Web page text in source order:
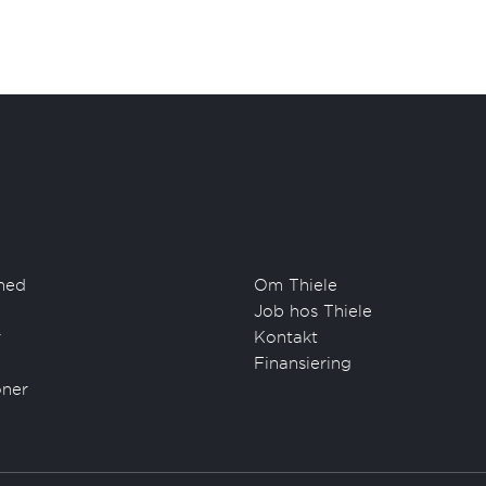
Om Thiele
Job hos Thiele
Kontakt
Finansiering